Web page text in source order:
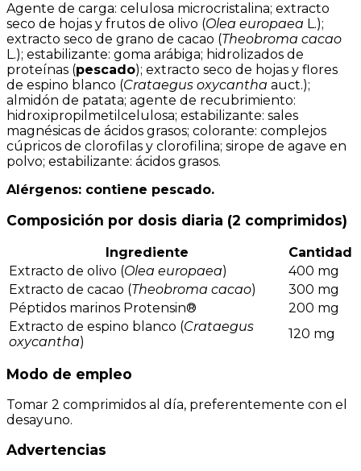
Agente de carga: celulosa microcristalina; extracto
seco de hojas y frutos de olivo (Olea europaea L.);
extracto seco de grano de cacao (Theobroma cacao
L.); estabilizante: goma arábiga; hidrolizados de
proteínas (pescado); extracto seco de hojas y flores
de espino blanco (Crataegus oxycantha auct.);
almidón de patata; agente de recubrimiento:
hidroxipropilmetilcelulosa; estabilizante: sales
magnésicas de ácidos grasos; colorante: complejos
cúpricos de clorofilas y clorofilina; sirope de agave en
polvo; estabilizante: ácidos grasos.
Alérgenos: contiene pescado.
Composición por dosis diaria (2 comprimidos)
Ingrediente
Cantidad
Extracto de olivo (Olea europaea)
400 mg
Extracto de cacao (Theobroma cacao)
300 mg
Péptidos marinos Protensin®
200 mg
Extracto de espino blanco (Crataegus
oxycantha)
120 mg
Modo de empleo
Tomar 2 comprimidos al día, preferentemente con el
desayuno.
Advertencias